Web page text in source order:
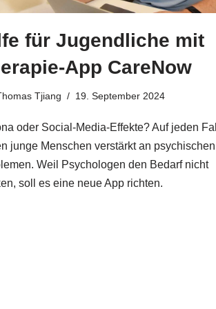
für Jugendliche mit
App CareNow
Tjiang 19. September 2024
oder Social-Media-Effekte? Auf jeden
junge Menschen verstärkt an psychischen
Weil Psychologen den Bedarf nicht
soll es eine neue App richten.